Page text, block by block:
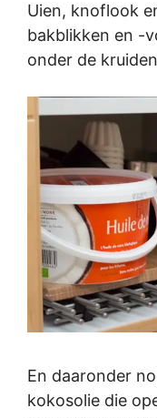
Uien, knoflook
bakblikken en -
onder de
En daaronder
kokosolie die